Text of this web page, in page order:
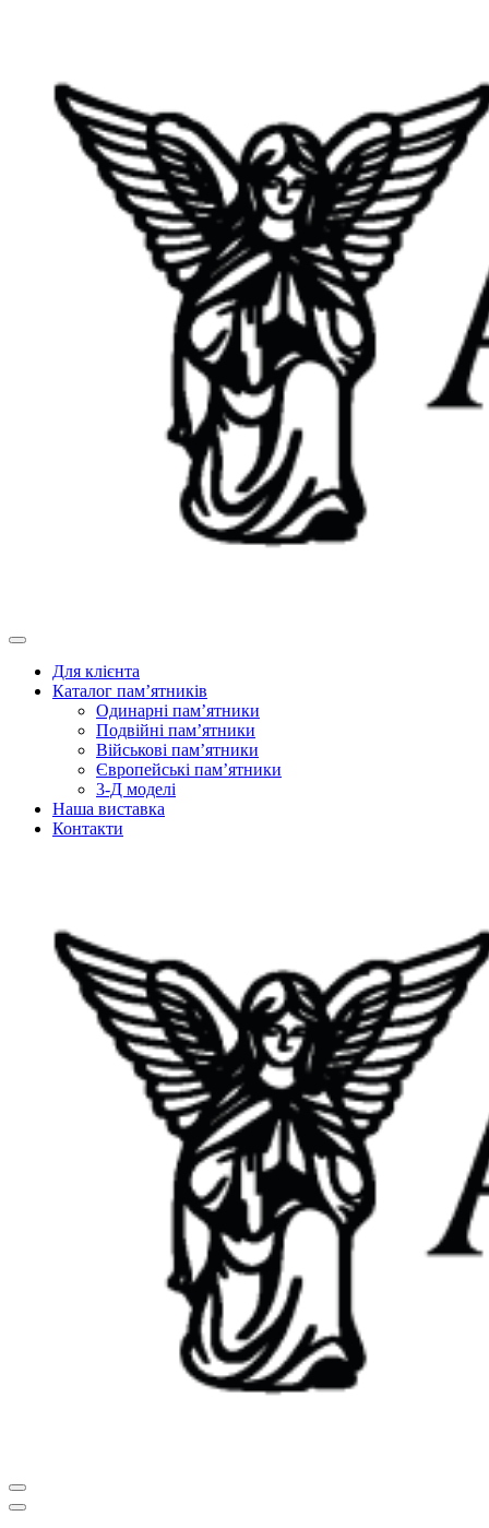
Для клієнта
Каталог пам’ятників
Одинарні пам’ятники
Подвійні пам’ятники
Військові пам’ятники
Європейські пам’ятники
3-Д моделі
Наша виставка
Контакти